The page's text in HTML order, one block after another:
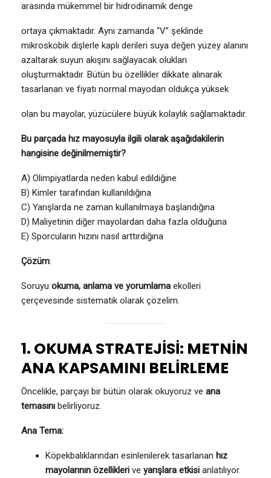
arasında mükemmel bir hidrodinamik denge
ortaya çıkmaktadır. Aynı zamanda “V” şeklinde
mikroskobik dişlerle kaplı derileri suya değen yüzey alanını
azaltarak suyun akışını sağlayacak olukları
oluşturmaktadır. Bütün bu özellikler dikkate alınarak
tasarlanan ve fiyatı normal mayodan oldukça yüksek
olan bu mayolar, yüzücülere büyük kolaylık sağlamaktadır.
Bu parçada hız mayosuyla ilgili olarak aşağıdakilerin
hangisine değinilmemiştir?
A) Olimpiyatlarda neden kabul edildiğine
B) Kimler tarafından kullanıldığına
C) Yarışlarda ne zaman kullanılmaya başlandığına
D) Maliyetinin diğer mayolardan daha fazla olduğuna
E) Sporcuların hızını nasıl arttırdığına
Çözüm:
Soruyu okuma, anlama ve yorumlama ekolleri
çerçevesinde sistematik olarak çözelim.
1. OKUMA STRATEJİSİ: METNİN
ANA KAPSAMINI BELİRLEME
Öncelikle, parçayı bir bütün olarak okuyoruz ve ana
temasını belirliyoruz.
Ana Tema:
Köpekbalıklarından esinlenilerek tasarlanan hız
mayolarının özellikleri ve yarışlara etkisi anlatılıyor.